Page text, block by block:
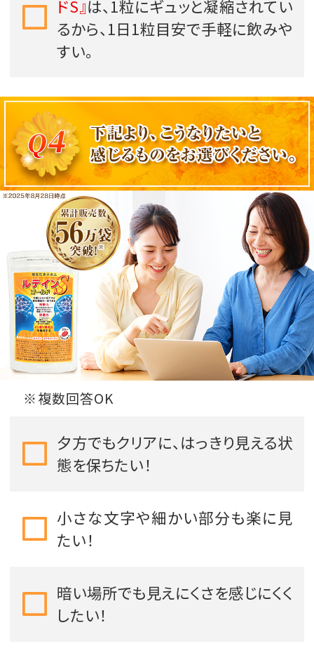
ドS』は、1粒にギュッと凝縮されてい
るから、1日1粒目安で手軽に飲みや
すい。
※複数回答OK
夕方でもクリアに、はっきり見える状
態を保ちたい！
小さな文字や細かい部分も楽に見
たい！
暗い場所でも見えにくさを感じにくく
したい！